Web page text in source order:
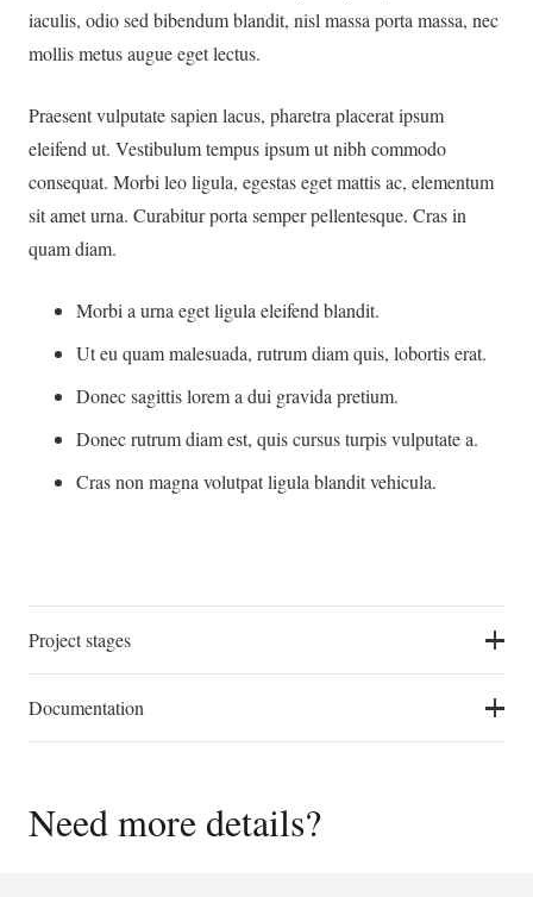
iaculis, odio sed bibendum blandit, nisl massa porta massa, nec
mollis metus augue eget lectus.
Praesent vulputate sapien lacus, pharetra placerat ipsum
eleifend ut. Vestibulum tempus ipsum ut nibh commodo
consequat. Morbi leo ligula, egestas eget mattis ac, elementum
sit amet urna. Curabitur porta semper pellentesque. Cras in
quam diam.
Morbi a urna eget ligula eleifend blandit.
Ut eu quam malesuada, rutrum diam quis, lobortis erat.
Donec sagittis lorem a dui gravida pretium.
Donec rutrum diam est, quis cursus turpis vulputate a.
Cras non magna volutpat ligula blandit vehicula.
Project stages
Documentation
Need more details?